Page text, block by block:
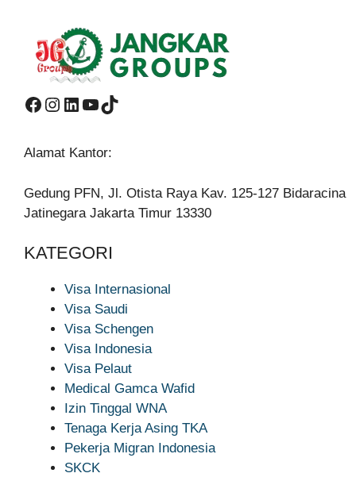
Facebook
Instagram
LinkedIn
YouTube
TikTok
Alamat Kantor:
Gedung PFN, Jl. Otista Raya Kav. 125-127 Bidaracina
Jatinegara Jakarta Timur 13330
KATEGORI
Visa Internasional
Visa Saudi
Visa Schengen
Visa Indonesia
Visa Pelaut
Medical Gamca Wafid
Izin Tinggal WNA
Tenaga Kerja Asing TKA
Pekerja Migran Indonesia
SKCK